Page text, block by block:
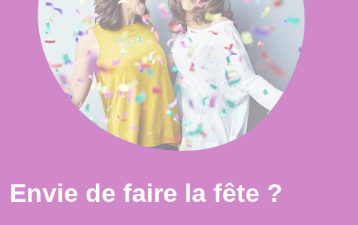
Envie de faire la fête ?